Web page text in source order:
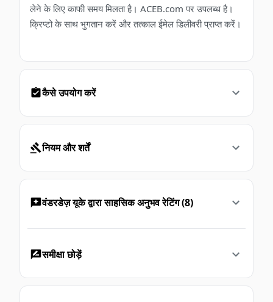
लेने के लिए काफी समय मिलता है। ACEB.com पर उपलब्ध है।
क्रिप्टो के साथ भुगतान करें और तत्काल ईमेल डिलीवरी प्राप्त करें।
कैसे उपयोग करें
नियम और शर्तें
वंडरडेज़ यूके द्वारा साहसिक अनुभव रेटिंग (8)
समीक्षा छोड़ें